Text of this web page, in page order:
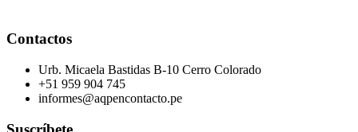
Contactos
Urb. Micaela Bastidas B-10 Cerro Colorado
+51 959 904 745
informes@aqpencontacto.pe